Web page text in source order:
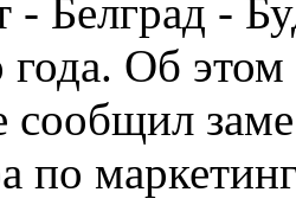
- Белград -
года. Об
по